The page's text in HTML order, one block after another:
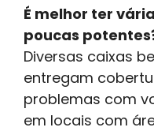
É melhor ter
poucas
Diversas caixas
entregam
problemas com
em locais com